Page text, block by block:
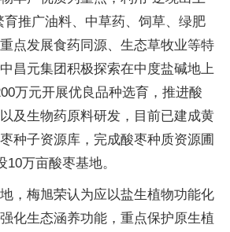
育推广油料、中草药、饲草、绿肥
点发展食药同源、生态草牧业等特
昌元集团积极探索在中度盐碱地上
万元开展优良品种选育，推进酸
及生物药原料研发，目前已建成黄
种子资源库，完成酸枣种质资源圃
万亩酸枣基地。
，梅旭荣认为应以盐生植物功能化
化生态涵养功能，重点保护原生植